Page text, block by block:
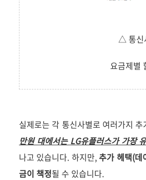
△ 통신
요금제별
실제로는 각 통신사별로 여러가지
만원 대에서는 LG유플러스가 가장
나고 있습니다. 하지만,추가 헤택(데
금이 책정될 수 있습니다.